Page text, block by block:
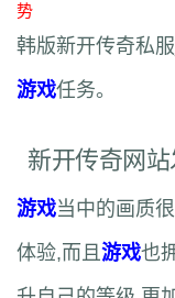
新开传奇开服表
新开传奇公益服发
势
韩版新开传奇私
游戏任务。
新开传奇网
游戏当中的画质
体验,而且游戏也